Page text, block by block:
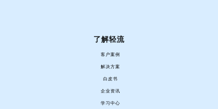
了解轻流
客户案例
解决方案
白皮书
企业资讯
学习中心